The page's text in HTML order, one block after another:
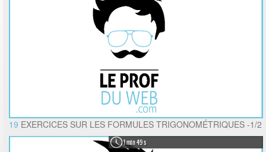
19 EXERCICES SUR LES FORMULES TRIGONOMÉTRIQUES -1/2
1 min 49 s